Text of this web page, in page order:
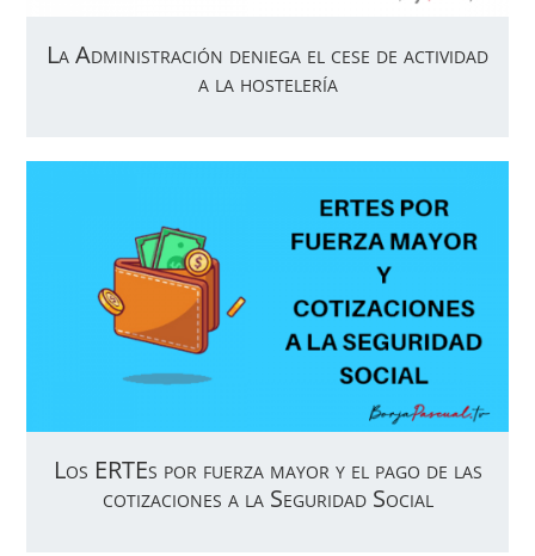
La Administración deniega el cese de actividad
a la hostelería
Los ERTEs por fuerza mayor y el pago de las
cotizaciones a la Seguridad Social